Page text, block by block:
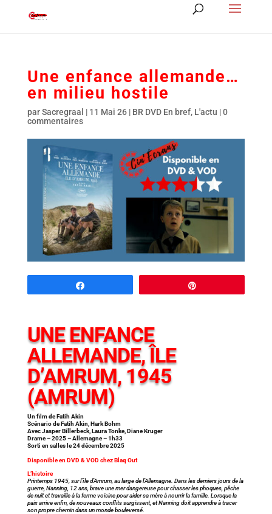
Une enfance allemande…
en milieu hostile
parSacregraal | 11 Mai 26| BR DVD En bref, L'actu |0
commentaires
UNE ENFANCE
ALLEMANDE, ÎLE
D’AMRUM, 1945
(AMRUM)
Un film de Fatih Akin
Scénario de Fatih Akin, Hark Bohm
Avec Jasper Billerbeck, Laura Tonke, Diane Kruger
Drame – 2025 – Allemagne – 1h33
Sorti en salles le 24 décembre 2025
Disponible en DVD & VOD chez Blaq Out
L’histoire
Printemps 1945, sur l’île d’Amrum, au large de l’Allemagne. Dans les derniers jours de la
guerre, Nanning, 12 ans, brave une mer dangereuse pour chasser les phoques, pêche
de nuit et travaille à la ferme voisine pour aider sa mère à nourrir la famille. Lorsque la
paix arrive enfin, de nouveaux conflits surgissent, et Nanning doit apprendre à tracer
son propre chemin dans un monde bouleversé.